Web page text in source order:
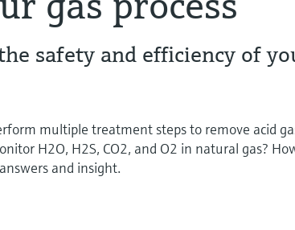
safety and efficiency of
multiple treatment steps to remove acid
H2O, H2S, CO2, and O2 in natural gas?
and insight.